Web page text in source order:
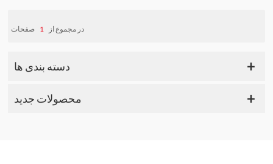
در مجموع از 1 صفحات
دسته بندی ها
محصولات جدید